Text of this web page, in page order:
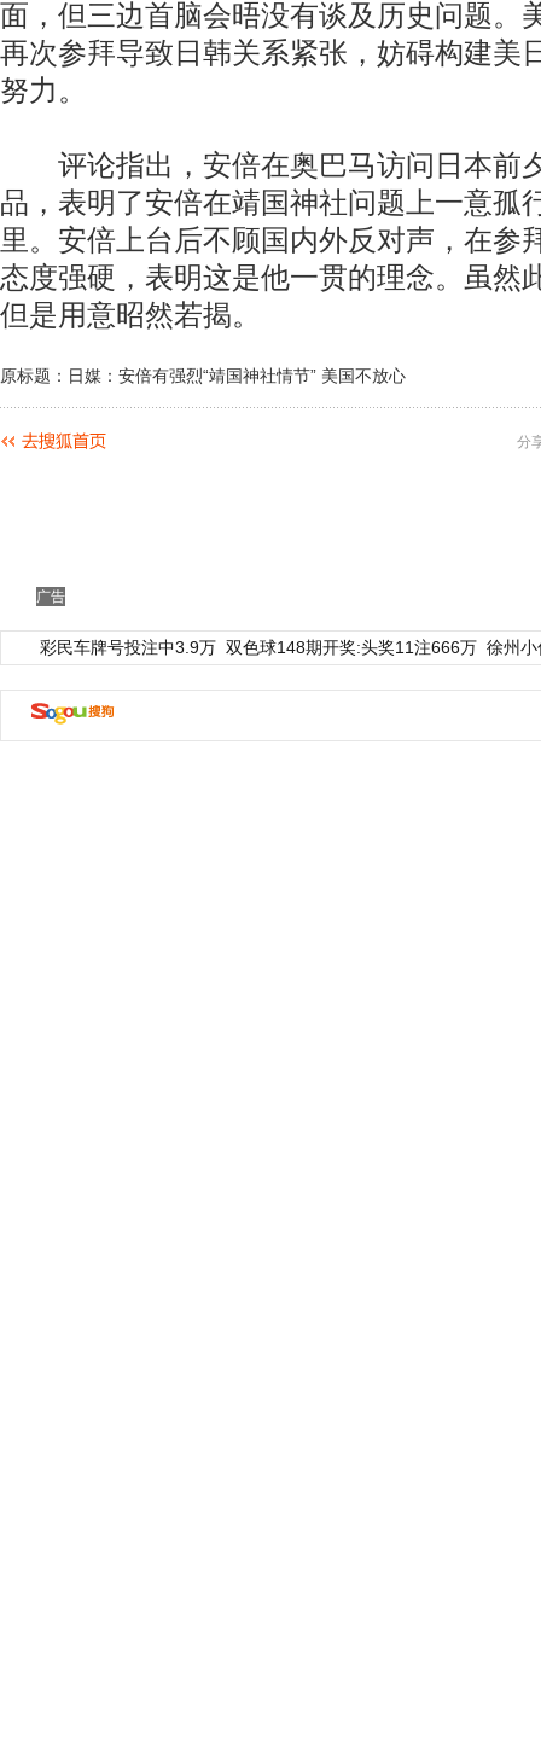
面，但三边首脑会晤没有谈及历史问题。
再次参拜导致日韩关系紧张，妨碍构建美
努力。
评论指出，安倍在奥巴马访问日本前
品，表明了安倍在靖国神社问题上一意孤
里。安倍上台后不顾国内外反对声，在参
态度强硬，表明这是他一贯的理念。虽然
但是用意昭然若揭。
原标题：日媒：安倍有强烈“靖国神社情节” 美国不放心
分
广告
彩民车牌号投注中3.9万 双色球148期开奖:头奖11注666万 徐州